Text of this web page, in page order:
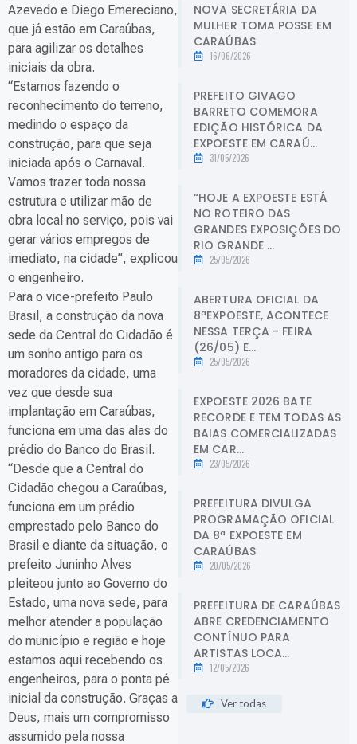
Azevedo e Diego Emereciano,
que já estão em Caraúbas,
para agilizar os detalhes
iniciais da obra.
“Estamos fazendo o
reconhecimento do terreno,
medindo o espaço da
construção, para que seja
iniciada após o Carnaval.
Vamos trazer toda nossa
estrutura e utilizar mão de
obra local no serviço, pois vai
gerar vários empregos de
imediato, na cidade”, explicou
o engenheiro.
Para o vice-prefeito Paulo
Brasil, a construção da nova
sede da Central do Cidadão é
um sonho antigo para os
moradores da cidade, uma
vez que desde sua
implantação em Caraúbas,
funciona em uma das alas do
prédio do Banco do Brasil.
“Desde que a Central do
Cidadão chegou a Caraúbas,
funciona em um prédio
emprestado pelo Banco do
Brasil e diante da situação, o
prefeito Juninho Alves
pleiteou junto ao Governo do
Estado, uma nova sede, para
melhor atender a população
do município e região e hoje
estamos aqui recebendo os
engenheiros, para o ponta pé
inicial da construção. Graças a
Deus, mais um compromisso
assumido pela nossa
NOVA SECRETÁRIA DA
MULHER TOMA POSSE EM
CARAÚBAS
16/06/2026
PREFEITO GIVAGO
BARRETO COMEMORA
EDIÇÃO HISTÓRICA DA
EXPOESTE EM CARAÚ...
31/05/2026
“HOJE A EXPOESTE ESTÁ
NO ROTEIRO DAS
GRANDES EXPOSIÇÕES DO
RIO GRANDE ...
25/05/2026
ABERTURA OFICIAL DA
8ªEXPOESTE, ACONTECE
NESSA TERÇA - FEIRA
(26/05) E...
25/05/2026
EXPOESTE 2026 BATE
RECORDE E TEM TODAS AS
BAIAS COMERCIALIZADAS
EM CAR...
23/05/2026
PREFEITURA DIVULGA
PROGRAMAÇÃO OFICIAL
DA 8ª EXPOESTE EM
CARAÚBAS
20/05/2026
PREFEITURA DE CARAÚBAS
ABRE CREDENCIAMENTO
CONTÍNUO PARA
ARTISTAS LOCA...
12/05/2026
Ver todas